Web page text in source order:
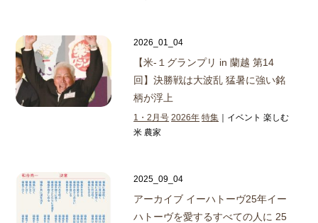
2026_01_04
【米‐１グランプリ in 蘭越 第14
回】決勝戦は大波乱 猛暑に強い銘
柄が浮上
1・2月号 2026年 特集 ｜イベント 楽しむ
米 農家
2025_09_04
アーカイブ イーハトーヴ25年イー
ハトーヴを愛するすべての人に 25